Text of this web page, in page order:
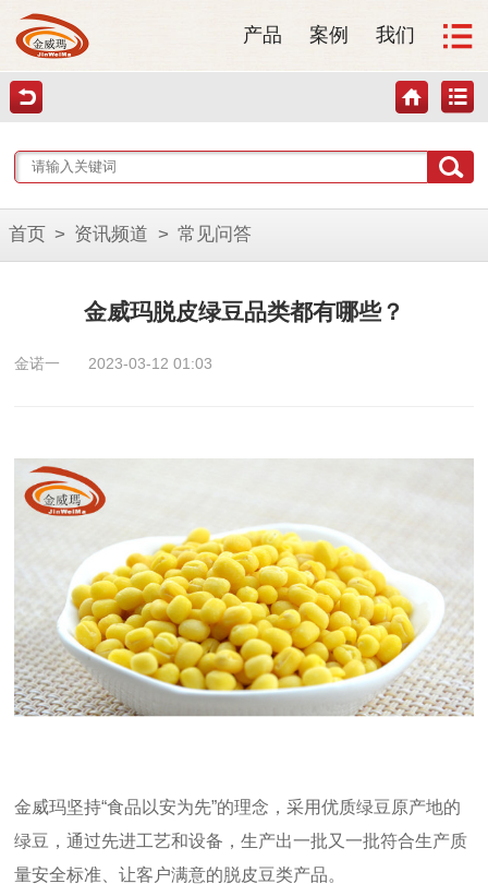
产品 案例 我们
首页 > 资讯频道 > 常见问答
金威玛脱皮绿豆品类都有哪些？
金诺一 2023-03-12 01:03
金威玛坚持“食品以安为先”的理念，采用优质绿豆原产地的
绿豆，通过先进工艺和设备，生产出一批又一批符合生产质
量安全标准、让客户满意的脱皮豆类产品。